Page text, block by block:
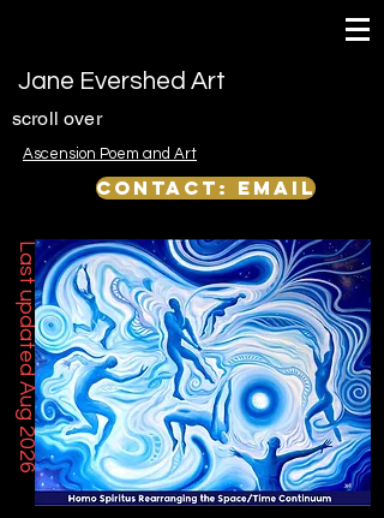
Jane Evershed Art
scroll over
Ascension Poem and Art
Contact: email
Last updated Aug 2026